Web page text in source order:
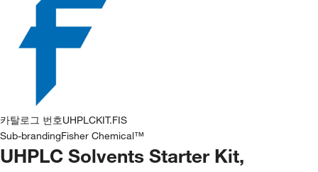
카탈로그 번호UHPLCKIT.FIS
Sub-brandingFisher Chemical™
UHPLC Solvents Starter Kit,